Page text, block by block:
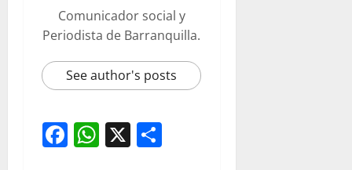
Comunicador social y
Periodista de Barranquilla.
See author's posts
Facebook
WhatsApp
X